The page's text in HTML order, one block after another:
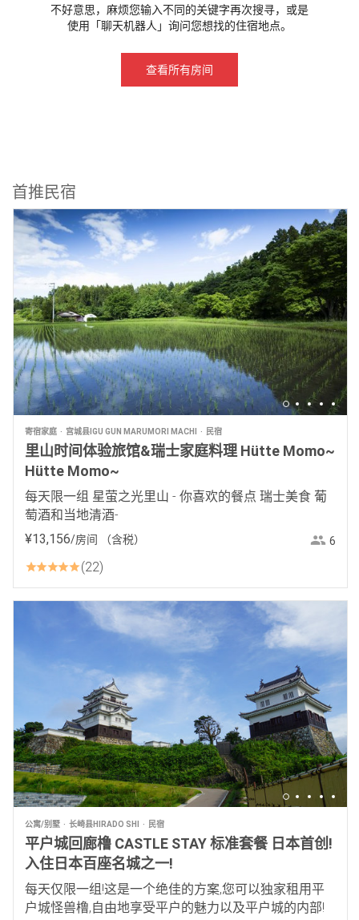
不好意思，麻烦您输入不同的关键字再次搜寻，或是
使用「聊天机器人」询问您想找的住宿地点。
查看所有房间
首推民宿
寄宿家庭 宫城县IGU GUN MARUMORI MACHI 民宿
里山时间体验旅馆&瑞士家庭料理 Hütte Momo~
Hütte Momo~
每天限一组 星萤之光里山 - 你喜欢的餐点 瑞士美食 葡
萄酒和当地清酒-
¥13,156/房间 （含税） 6
22
公寓/别墅 长崎县HIRADO SHI 民宿
平户城回廊橹 CASTLE STAY 标准套餐 日本首创!
入住日本百座名城之一!
每天仅限一组!这是一个绝佳的方案,您可以独家租用平
户城怪兽橹,自由地享受平户的魅力以及平户城的内部!